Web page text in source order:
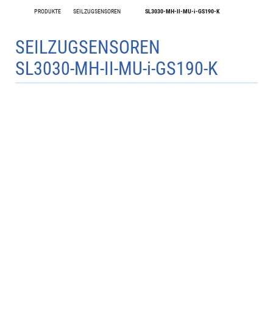
SEILZUGSENSOREN
PRODUKTE SL3030-MH-II-MU-i-GS190-K
SEILZUGSENSOREN
SL3030-MH-II-MU-i-GS190-K